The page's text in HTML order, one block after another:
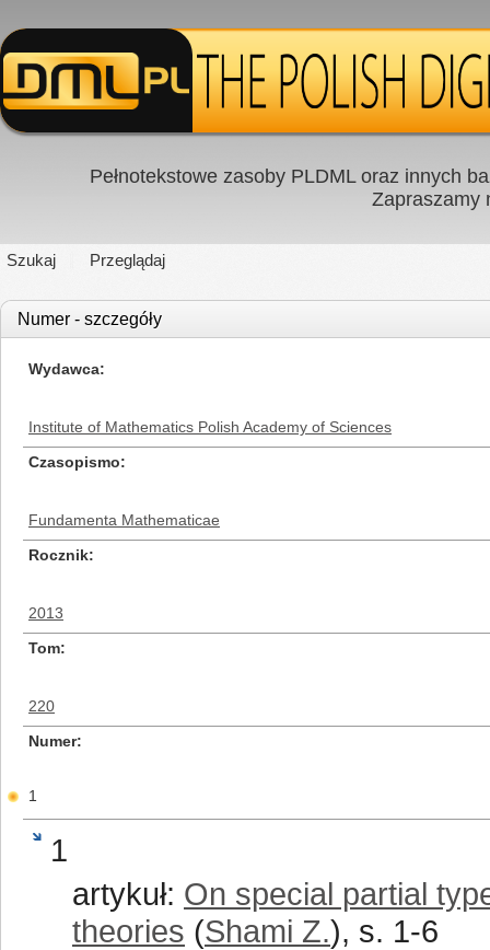
Pełnotekstowe zasoby PLDML oraz innych
Zapraszamy
Szukaj Przeglądaj
Numer - szczegóły
Wydawca
Institute of Mathematics Polish Academy of Sciences
Czasopismo
Fundamenta Mathematicae
Rocznik
2013
Tom
220
Numer
1
1
artykuł: On special partial
theories (Shami Z.), s. 1-6